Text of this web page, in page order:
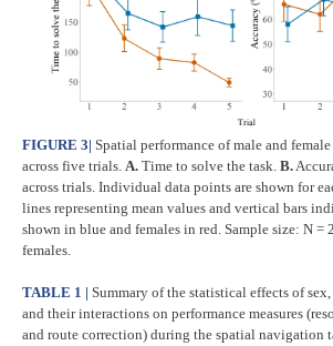
FIGURE 3| Spatial performance of male and female
across five trials. A. Time to solve the task. B.
across trials. Individual data points are shown for
lines representing mean values and vertical bars
shown in blue and females in red. Sample size: N =
females.
TABLE 1 | Summary of the statistical effects of sex,
and their interactions on performance measures
and route correction) during the spatial navigation